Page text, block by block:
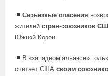
Серьёзные опасения
жителейстран-союзников
Южной Кореи
В «западном альянсе»
считает СШАсвоим